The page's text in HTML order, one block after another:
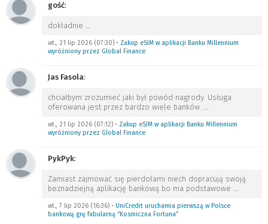
gość:
dokładnie …
wt., 21 lip 2026 (07:30) • Zakup eSIM w aplikacji Banku Millennium
wyróżniony przez Global Finance
Jas Fasola:
chciałbym zrozumieć jaki był powód nagrody. Usługa
oferowana jest przez bardzo wiele banków. …
wt., 21 lip 2026 (07:12) • Zakup eSIM w aplikacji Banku Millennium
wyróżniony przez Global Finance
PykPyk:
Zamiast zajmować się pierdołami niech dopracują swoją
beznadziejną aplikację bankową bo ma podstawowe …
wt., 7 lip 2026 (16:36) • UniCredit uruchamia pierwszą w Polsce
bankową grę fabularną “Kosmiczna Fortuna”